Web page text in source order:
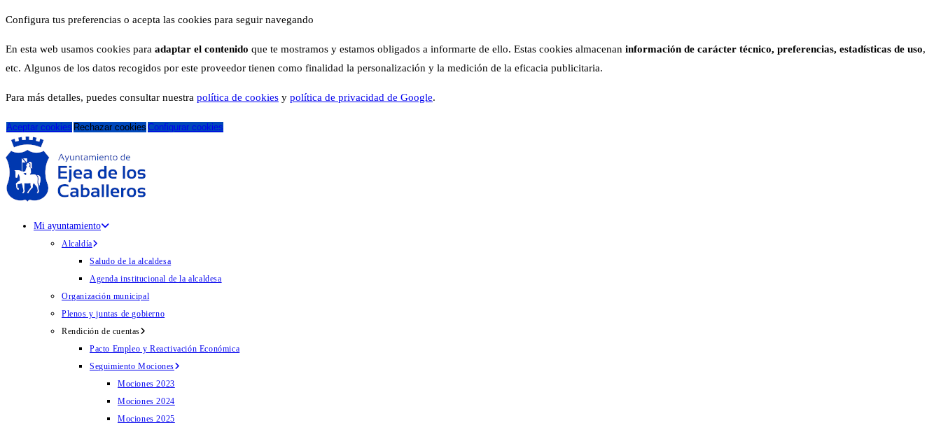
Configura tus preferencias o acepta las cookies para seguir navegando
En esta web usamos cookies para adaptar el contenido que te mostramos y estamos obligados a informarte de ello. Estas cookies almacenan información de carácter técnico, preferencias, estadísticas de uso,
etc. Algunos de los datos recogidos por este proveedor tienen como finalidad la personalización y la medición de la eficacia publicitaria.
Para más detalles, puedes consultar nuestra política de cookies y política de privacidad de Google.
Aceptar cookies Rechazar cookies Configurar cookies
Mi ayuntamiento
Alcaldía
Saludo de la alcaldesa
Agenda institucional de la alcaldesa
Organización municipal
Plenos y juntas de gobierno
Rendición de cuentas
Pacto Empleo y Reactivación Económica
Seguimiento Mociones
Mociones 2023
Mociones 2024
Mociones 2025